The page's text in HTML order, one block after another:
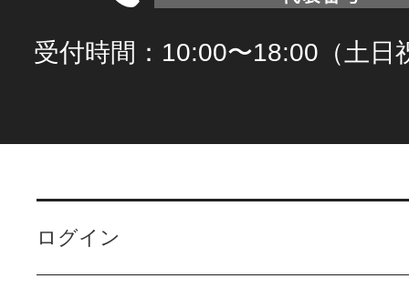
受付時間：10:00〜18:00（土日
ログイン